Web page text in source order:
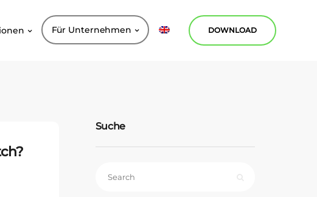
Für Unternehmen DOWNLOAD
Suche